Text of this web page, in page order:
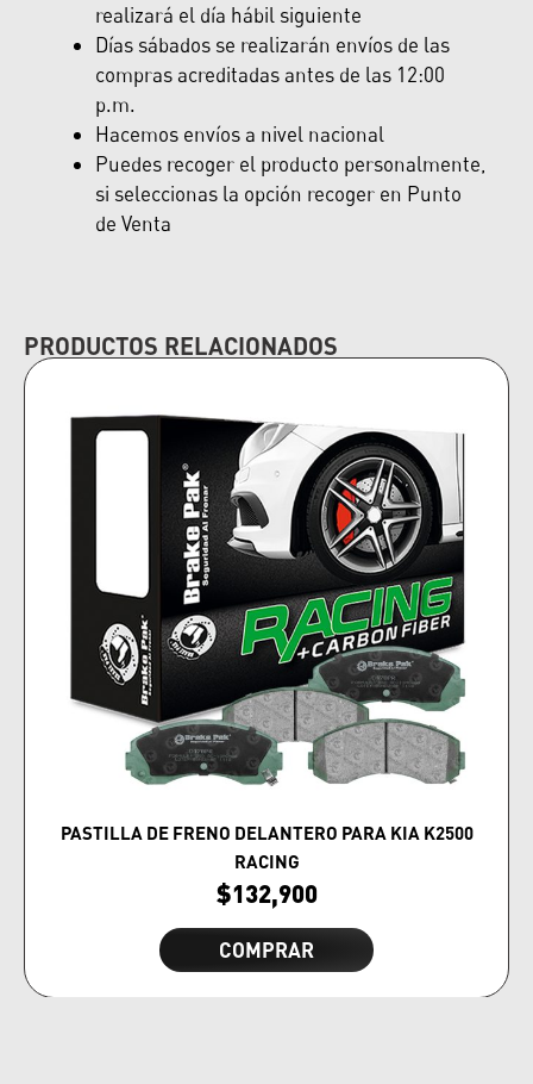
realizará el día hábil siguiente
Días sábados se realizarán envíos de las
compras acreditadas antes de las 12:00
p.m.
Hacemos envíos a nivel nacional
Puedes recoger el producto personalmente,
si seleccionas la opción recoger en Punto
de Venta
PRODUCTOS RELACIONADOS
PASTILLA DE FRENO DELANTERO PARA KIA K2500
RACING
$132,900
COMPRAR